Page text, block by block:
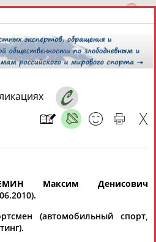
2026 года,
И СПЕЦИАЛИСТЫ
Расширенный поиск
Максим Денисович
(автомобильный спорт,